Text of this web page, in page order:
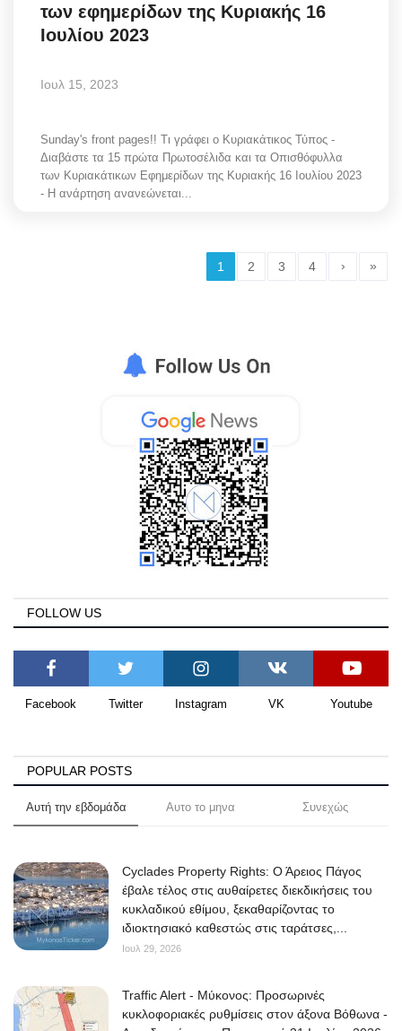
των εφημερίδων της Κυριακής 16
Ιουλίου 2023
Ιουλ 15, 2023
Sunday's front pages!! Τι γράφει ο Κυριακάτικος Τύπος -
Διαβάστε τα 15 πρώτα Πρωτοσέλιδα και τα Οπισθόφυλλα
των Κυριακάτικων Εφημερίδων της Κυριακής 16 Ιουλίου 2023
- Η ανάρτηση ανανεώνεται...
1 2 3 4 › »
FOLLOW US
Facebook Twitter Instagram VK Youtube
POPULAR POSTS
Αυτή την εβδομάδα Αυτο το μηνα Συνεχώς
Cyclades Property Rights: Ο Άρειος Πάγος
έβαλε τέλος στις αυθαίρετες διεκδικήσεις του
κυκλαδικού εθίμου, ξεκαθαρίζοντας το
ιδιοκτησιακό καθεστώς στις ταράτσες,...
Ιουλ 29, 2026
Traffic Alert - Μύκονος: Προσωρινές
κυκλοφοριακές ρυθμίσεις στον άξονα Βόθωνα -